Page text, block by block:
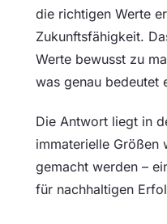
die richtigen Werte
Zukunftsfähigkeit.
Werte bewusst zu
was genau bedeutet
Die Antwort liegt in
immaterielle Größen
gemacht werden –
für nachhaltigen